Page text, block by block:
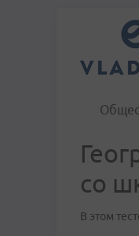
со
В этом